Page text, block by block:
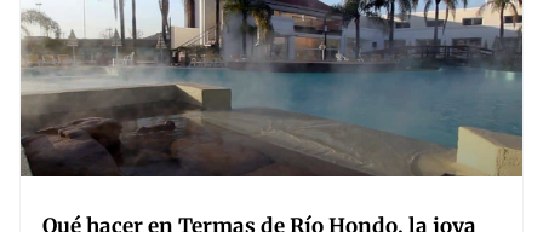
Qué hacer en Termas de Río Hondo, la joya